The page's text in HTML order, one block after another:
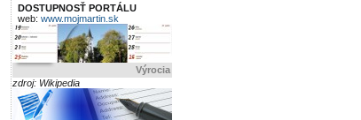
DOSTUPNOSŤ PORTÁLU
web: www.mojmartin.sk
Výrocia
zdroj: Wikipedia